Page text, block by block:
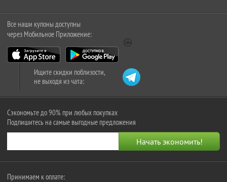
Все наши купоны доступны
через Мобильное Приложение:
Ищите скидки поблизости,
не выходя из чата:
Сэкономьте до 90% при любых покупках
Подпишитесь на самые выгодные предложения
Принимаем к оплате: